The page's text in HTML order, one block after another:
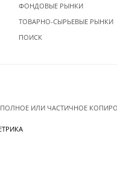
ФОНДОВЫЕ РЫНКИ
ТОВАРНО-СЫРЬЕВЫЕ РЫНКИ
ПОИСК
ПОЛНОЕ ИЛИ ЧАСТИЧНОЕ